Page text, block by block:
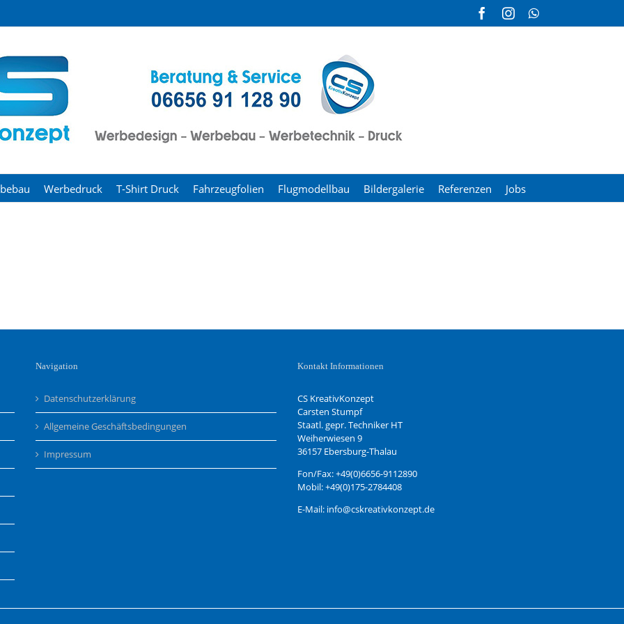
FacebookInstagramWhatsApp
Werbedruck T-Shirt Druck Fahrzeugfolien Flugmodellbau Bildergalerie Referenzen Jobs
Navigation
Datenschutzerklärung
Allgemeine Geschäftsbedingungen
Impressum
Kontakt Informationen
CS KreativKonzept
Carsten Stumpf
Staatl. gepr. Techniker HT
Weiherwiesen 9
36157 Ebersburg-Thalau
Fon/Fax: +49(0)6656-9112890
Mobil: +49(0)175-2784408
E-Mail: info@cskreativkonzept.de